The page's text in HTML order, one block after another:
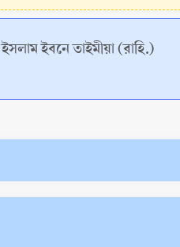
ইবনে তাইমীয়া (রাহি.)